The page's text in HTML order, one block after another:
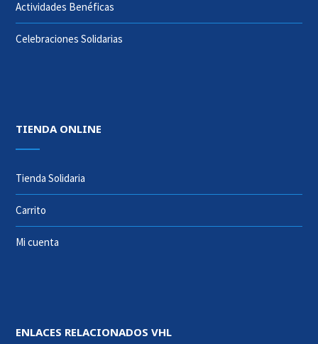
Actividades Benéficas
Celebraciones Solidarias
TIENDA ONLINE
Tienda Solidaria
Carrito
Mi cuenta
ENLACES RELACIONADOS VHL